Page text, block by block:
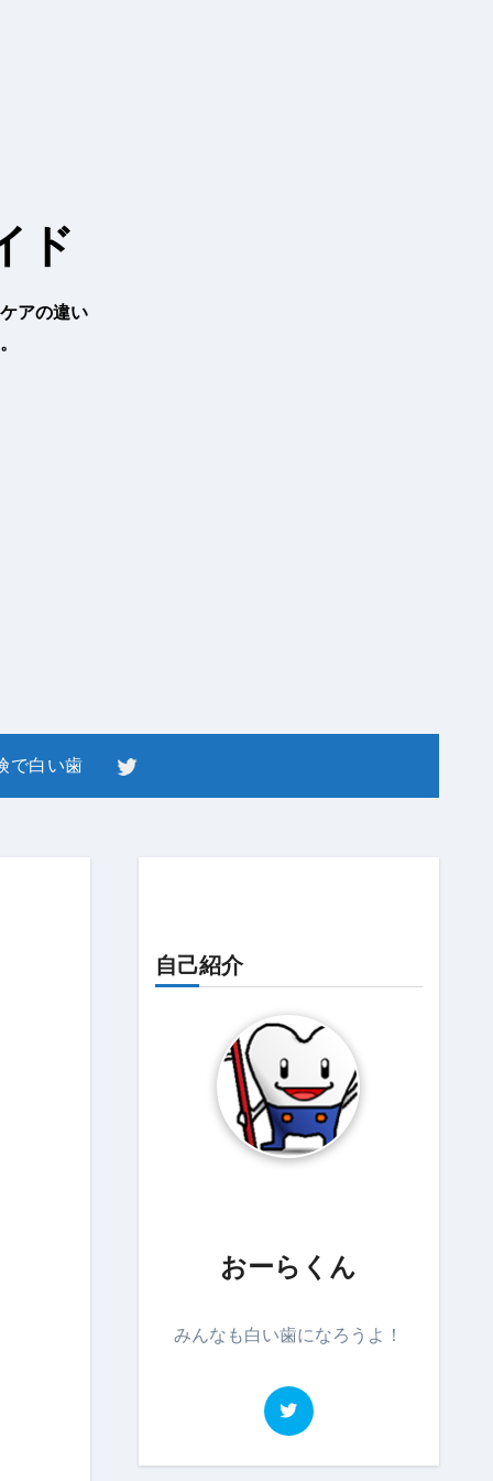
ド
アの違い
で白い歯
自己紹介
おーらくん
みんなも白い歯になろうよ！